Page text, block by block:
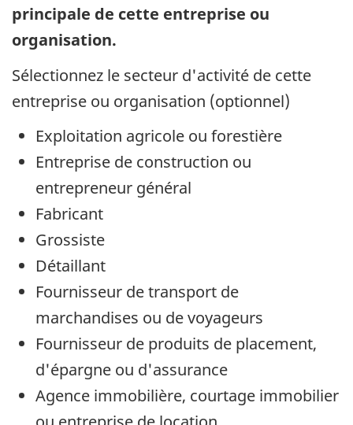
principale de cette entreprise ou
organisation.
Sélectionnez le secteur d'activité de cette
entreprise ou organisation (optionnel)
Exploitation agricole ou forestière
Entreprise de construction ou
entrepreneur général
Fabricant
Grossiste
Détaillant
Fournisseur de transport de
marchandises ou de voyageurs
Fournisseur de produits de placement,
d'épargne ou d'assurance
Agence immobilière, courtage immobilier